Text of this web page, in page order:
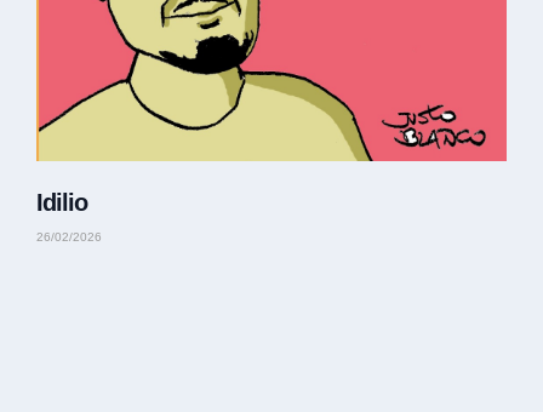
Idilio
26/02/2026